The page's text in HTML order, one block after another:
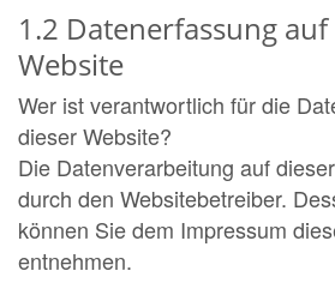
1.2 Datenerfassung
Website
Wer ist verantwortlich für die
dieser Website?
Die Datenverarbeitung auf
durch den Websitebetreiber.
können Sie dem Impressum
entnehmen.